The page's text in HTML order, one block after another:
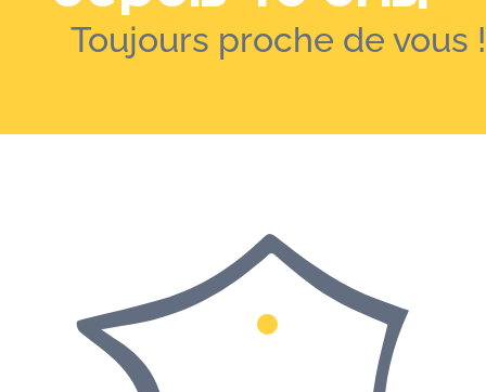
Toujours proche de vous !